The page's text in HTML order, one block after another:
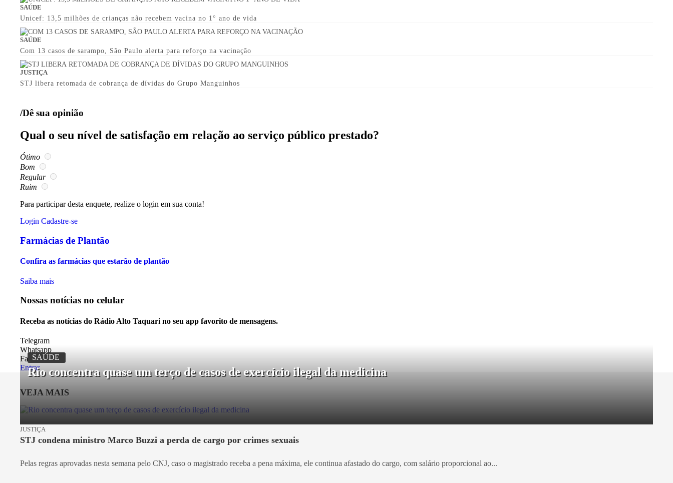
SAÚDE
Unicef: 13,5 milhões de crianças não recebem vacina no 1° ano de vida
SAÚDE
Com 13 casos de sarampo, São Paulo alerta para reforço na vacinação
JUSTIÇA
STJ libera retomada de cobrança de dívidas do Grupo Manguinhos
/Dê sua opinião
Qual o seu nível de satisfação em relação ao serviço público prestado?
Ótimo
Bom
Regular
Ruim
Para participar desta enquete, realize o login em sua conta!
Login Cadastre-se
Farmácias de Plantão
Confira as farmácias que estarão de plantão
Saiba mais
Nossas notíciasno celular
Receba as notícias do Rádio Alto Taquari no seu app favorito de mensagens.
Telegram
Whatsapp
Facebook
Entrar
VEJA MAIS
SAÚDE
Rio concentra quase um terço de casos de exercício ilegal da medicina
JUSTIÇA
STJ condena ministro Marco Buzzi a perda de cargo por crimes sexuais
Pelas regras aprovadas nesta semana pelo CNJ, caso o magistrado receba a pena máxima, ele continua afastado do cargo, com salário proporcional ao...